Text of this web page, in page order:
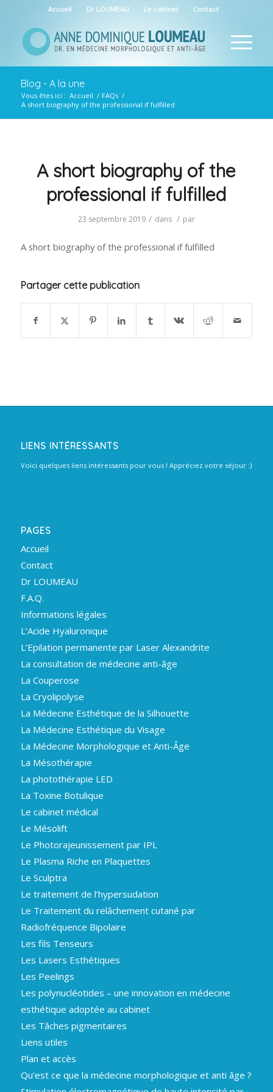
Accueil Dr LOUMEAU Le cabinet Contact
Blog - A la une
Vous êtes ici : Accueil / FAQs /
A short biography of the professional if fulfilled
A short biography of the
professional if fulfilled
23 septembre 2019 / dans / par
A short biography of the professional if fulfilled
Partager cette publication
LIENS INTÉRESSANTS
Voici quelques liens intéressants pour vous ! Appréciez votre séjour :)
PAGES
Accueil
Contact
Dr LOUMEAU
F.A.Q.
Informations légales
L’Acide Hyaluronique
L’Epilation permanente par Laser Alexandrite
La consultation de médecine anti-âge
La Couperose
La Cryolipolyse
La Médecine Esthétique de la Silhouette
La Médecine Esthétique du Visage
La Médecine Morphologique et Anti-Âge
La Mésothérapie
La photothérapie LED
La Toxine Botulique
Le cabinet médical
Le Mésolift
Le Photorajeunissement par IPL
Le Plasma Riche en Plaquettes
Le Sculptra
Le traitement de l’hypersudation
Le Traitement du relâchement cutané par
Radiofréquence Bipolaire
Les fils Tenseurs
Les Lasers Esthétiques
Les Peelings
Les polynucléotides – une innovation en médecine
esthétique adoptée au cabinet
Les Tâches pigmentaires
Liens utiles
Plan et accès
Qu’est ce que la médecine morphologique et anti âge ?